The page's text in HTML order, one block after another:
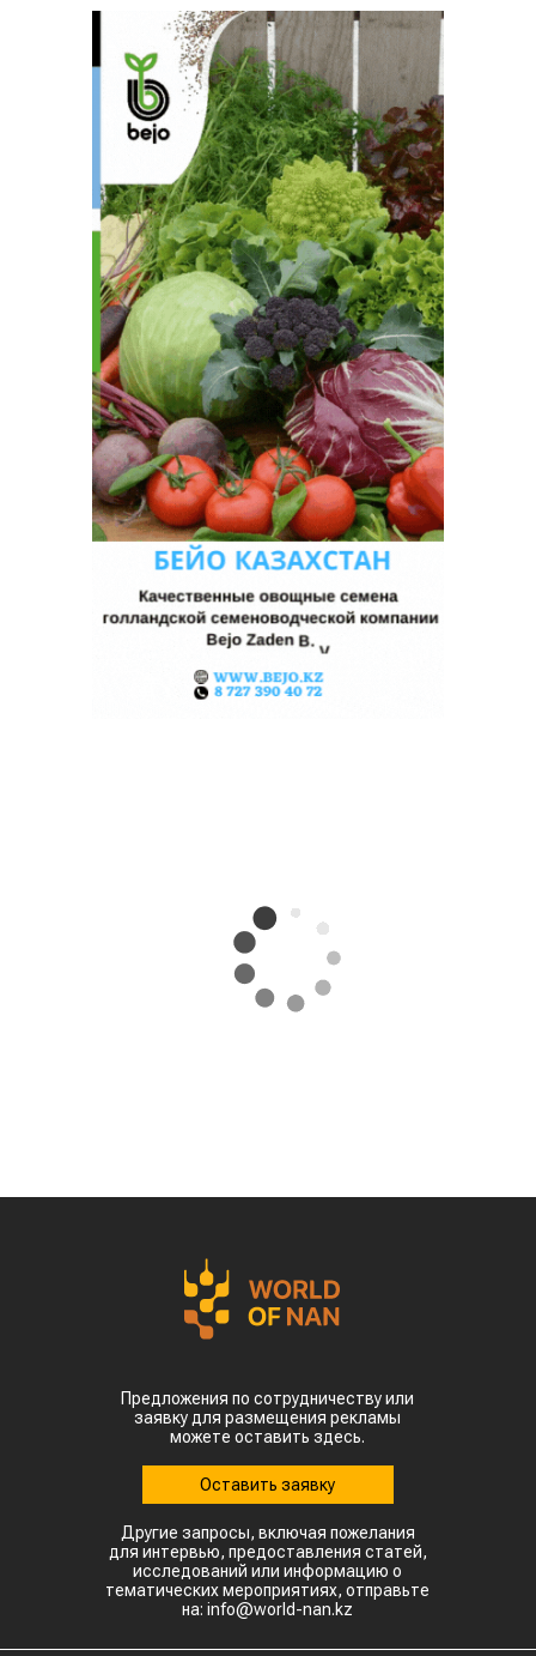
Предложения по сотрудничеству или
заявку для размещения рекламы
можете оставить здесь.
Оставить заявку
Другие запросы, включая пожелания
для интервью, предоставления статей,
исследований или информацию о
тематических мероприятиях, отправьте
на: info@world-nan.kz